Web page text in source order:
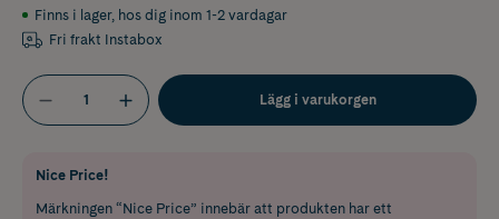
Finns i lager, hos dig inom 1-2 vardagar
Fri frakt Instabox
Lägg i varukorgen
Nice Price!
Märkningen “Nice Price” innebär att produkten har ett